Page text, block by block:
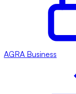
AGRA Business